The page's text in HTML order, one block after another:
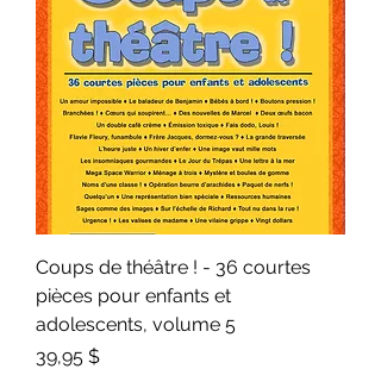
Coups de théâtre ! - 36 courtes
pièces pour enfants et
adolescents, volume 5
Prix
39,95 $